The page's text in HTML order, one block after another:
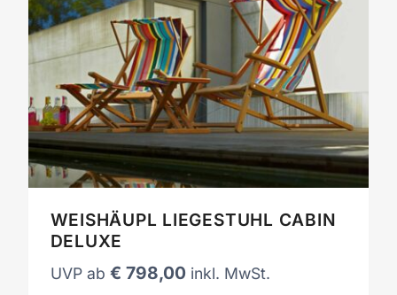
WEISHÄUPL LIEGESTUHL CABIN
DELUXE
UVP ab € 798,00 inkl. MwSt.